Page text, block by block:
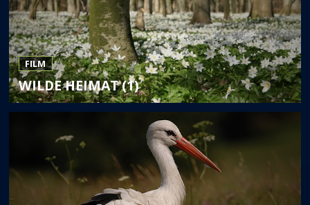
FILM
WILDE HEIMAT (1)